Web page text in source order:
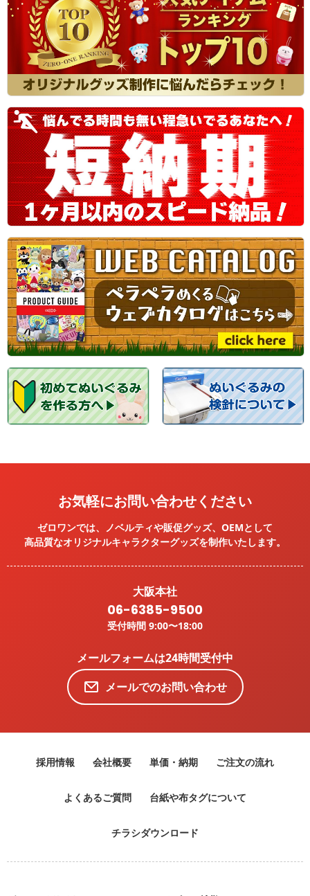
お気軽にお問い合わせください
ゼロワンでは、ノベルティや販促グッズ、OEMとして
高品質なオリジナルキャラクターグッズを制作いたします。
大阪本社
06-6385-9500
受付時間 9:00〜18:00
メールフォームは24時間受付中
メールでのお問い合わせ
採用情報 会社概要 単価・納期 ご注文の流れ
よくあるご質問 台紙や布タグについて
チラシダウンロード